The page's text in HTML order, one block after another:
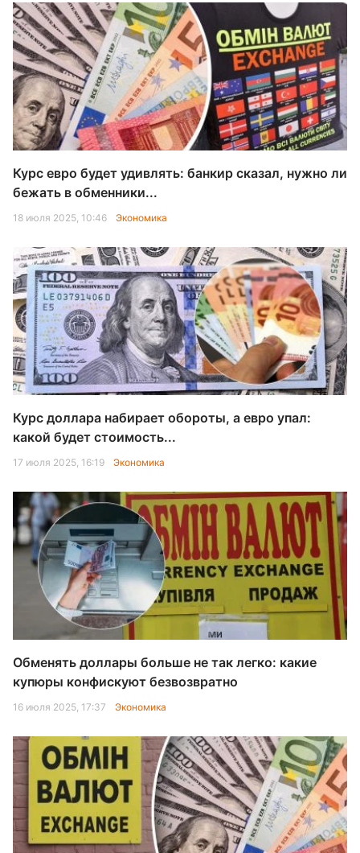
Курс евро будет удивлять: банкир сказал, нужно ли
бежать в обменники...
18 июля 2025, 10:46 Экономика
Курс доллара набирает обороты, а евро упал:
какой будет стоимость...
17 июля 2025, 16:19 Экономика
Обменять доллары больше не так легко: какие
купюры конфискуют безвозвратно
16 июля 2025, 17:37 Экономика